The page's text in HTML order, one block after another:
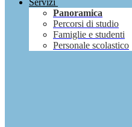
Servizi
Panoramica
Percorsi di studio
Famiglie e studenti
Personale scolastico